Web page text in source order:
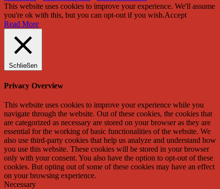
This website uses cookies to improve your experience. We'll assume
you're ok with this, but you can opt-out if you wish.Accept
Read More
Schließen
Privacy Overview
This website uses cookies to improve your experience while you
navigate through the website. Out of these cookies, the cookies that
are categorized as necessary are stored on your browser as they are
essential for the working of basic functionalities of the website. We
also use third-party cookies that help us analyze and understand how
you use this website. These cookies will be stored in your browser
only with your consent. You also have the option to opt-out of these
cookies. But opting out of some of these cookies may have an effect
on your browsing experience.
Necessary